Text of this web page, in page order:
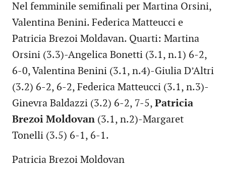
Nel femminile semifinali per Martina Orsini,
Valentina Benini. Federica Matteucci e
Patricia Brezoi Moldavan. Quarti: Martina
Orsini (3.3)-Angelica Bonetti (3.1, n.1) 6-2,
6-0, Valentina Benini (3.1, n.4)-Giulia D’Altri
(3.2) 6-2, 6-2, Federica Matteucci (3.1, n.3)-
Ginevra Baldazzi (3.2) 6-2, 7-5, Patricia
Brezoi Moldovan (3.1, n.2)-Margaret
Tonelli (3.5) 6-1, 6-1.
Patricia Brezoi Moldovan